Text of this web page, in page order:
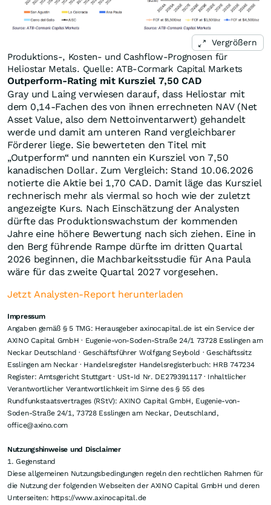
Vergrößern
Produktions-, Kosten- und Cashflow-Prognosen für
Heliostar Metals. Quelle: ATB-Cormark Capital Markets
Outperform-Rating mit Kursziel 7,50 CAD
Gray und Laing verwiesen darauf, dass Heliostar mit
dem 0,14-Fachen des von ihnen errechneten NAV (Net
Asset Value, also dem Nettoinventarwert) gehandelt
werde und damit am unteren Rand vergleichbarer
Förderer liege. Sie bewerteten den Titel mit
„Outperform“ und nannten ein Kursziel von 7,50
kanadischen Dollar. Zum Vergleich: Stand 10.06.2026
notierte die Aktie bei 1,70 CAD. Damit läge das Kursziel
rechnerisch mehr als viermal so hoch wie der zuletzt
angezeigte Kurs. Nach Einschätzung der Analysten
dürfte das Produktionswachstum der kommenden
Jahre eine höhere Bewertung nach sich ziehen. Eine in
den Berg führende Rampe dürfte im dritten Quartal
2026 beginnen, die Machbarkeitsstudie für Ana Paula
wäre für das zweite Quartal 2027 vorgesehen.
Jetzt Analysten-Report herunterladen
Impressum
Angaben gemäß § 5 TMG: Herausgeber axinocapital.de ist ein Service der
AXINO Capital GmbH · Eugenie-von-Soden-Straße 24/1 73728 Esslingen am
Neckar Deutschland · Geschäftsführer Wolfgang Seybold · Geschäftssitz
Esslingen am Neckar · Handelsregister Handelsregisterbuch: HRB 747234
Register: Amtsgericht Stuttgart · USt-Id Nr. DE279391117 · Inhaltlicher
Verantwortlicher Verantwortlichkeit im Sinne des § 55 des
Rundfunkstaatsvertrages (RStV): AXINO Capital GmbH, Eugenie-von-
Soden-Straße 24/1, 73728 Esslingen am Neckar, Deutschland,
office@axino.com
Nutzungshinweise und Disclaimer
1. Gegenstand
Diese allgemeinen Nutzungsbedingungen regeln den rechtlichen Rahmen für
die Nutzung der folgenden Webseiten der AXINO Capital GmbH und deren
Unterseiten: https://www.axinocapital.de